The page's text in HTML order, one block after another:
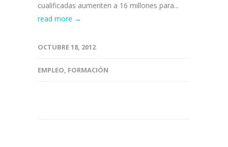
cualificadas aumenten a 16 millones para...
read more →
OCTUBRE 18, 2012
EMPLEO, FORMACIÓN